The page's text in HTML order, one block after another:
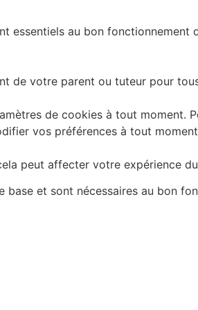
essentiels au bon
de votre parent ou tuteur pour
de cookies à tout moment.
vos préférences à tout
peut affecter votre expérience
et sont nécessaires au bon